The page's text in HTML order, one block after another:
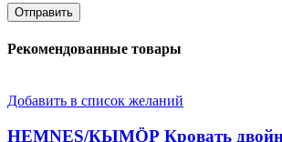
Рекомендованные товары
Добавить в список желаний
HEMNES/КЫМӦР Кровать